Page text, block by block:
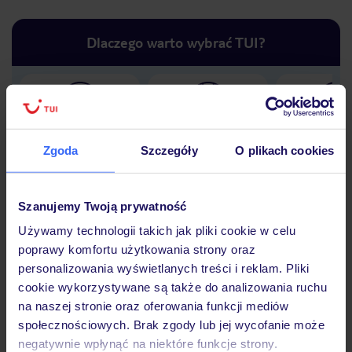
Zgoda Szczegóły O plikach cookies
Szanujemy Twoją prywatność
Używamy technologii takich jak pliki cookie w celu
poprawy komfortu użytkowania strony oraz
personalizowania wyświetlanych treści i reklam. Pliki
cookie wykorzystywane są także do analizowania ruchu
na naszej stronie oraz oferowania funkcji mediów
społecznościowych. Brak zgody lub jej wycofanie może
negatywnie wpłynąć na niektóre funkcje strony.
Dlaczego warto wybrać TUI?
Lider niskich cen
Największe biuro
30 lat w
Hotel
Opinie